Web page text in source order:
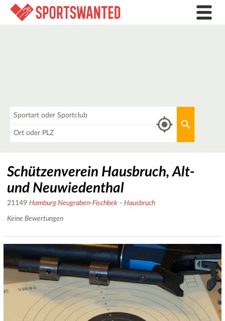
Schützenverein Hausbruch, Alt-
und Neuwiedenthal
21149 Hamburg Neugraben-Fischbek - Hausbruch
Keine Bewertungen